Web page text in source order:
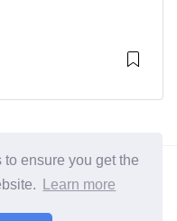
ensure you get the
Learn more